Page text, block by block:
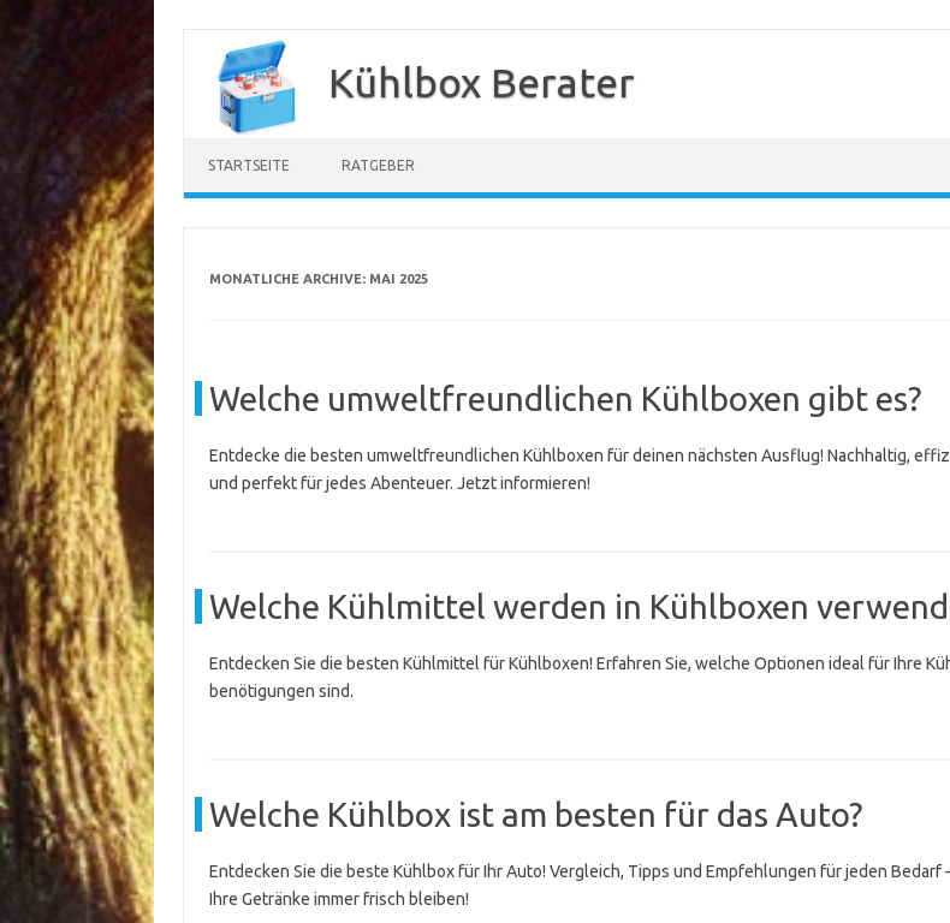
springen
Kühlbox Berater
STARTSEITE RATGEBER
MONATLICHE ARCHIVE: MAI 2025
Welche umweltfreundlichen Kühlboxen gibt es?
Entdecke die besten umweltfreundlichen Kühlboxen für deinen nächsten Ausflug! Nachhaltig,
und perfekt für jedes Abenteuer. Jetzt informieren!
Welche Kühlmittel werden in Kühlboxen
Entdecken Sie die besten Kühlmittel für Kühlboxen! Erfahren Sie, welche Optionen ideal für Ihre
benötigungen sind.
Welche Kühlbox ist am besten für das Auto?
Entdecken Sie die beste Kühlbox für Ihr Auto! Vergleich, Tipps und Empfehlungen für jeden Bedarf
Ihre Getränke immer frisch bleiben!